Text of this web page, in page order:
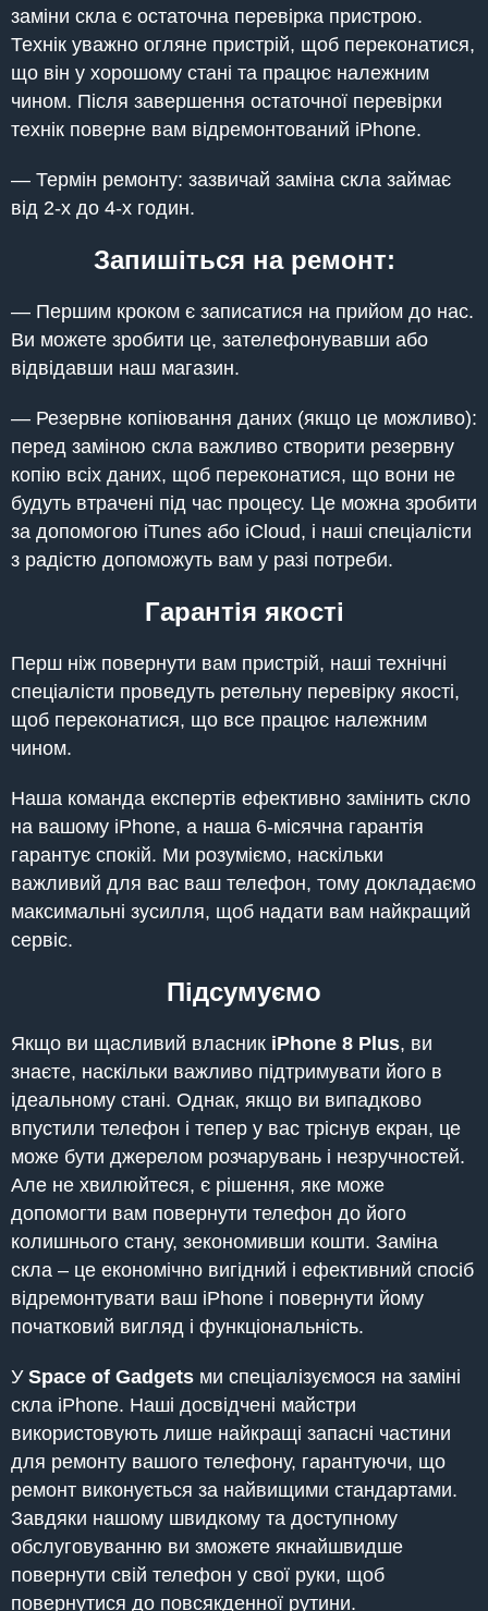
заміни скла є остаточна перевірка пристрою.
Технік уважно огляне пристрій, щоб переконатися,
що він у хорошому стані та працює належним
чином. Після завершення остаточної перевірки
технік поверне вам відремонтований iPhone.
— Термін ремонту: зазвичай заміна скла займає
від 2-х до 4-х годин.
Запишіться на ремонт:
— Першим кроком є записатися на прийом до нас.
Ви можете зробити це, зателефонувавши або
відвідавши наш магазин.
— Резервне копіювання даних (якщо це можливо):
перед заміною скла важливо створити резервну
копію всіх даних, щоб переконатися, що вони не
будуть втрачені під час процесу. Це можна зробити
за допомогою iTunes або iCloud, і наші спеціалісти
з радістю допоможуть вам у разі потреби.
Гарантія якості
Перш ніж повернути вам пристрій, наші технічні
спеціалісти проведуть ретельну перевірку якості,
щоб переконатися, що все працює належним
чином.
Наша команда експертів ефективно замінить скло
на вашому iPhone, а наша 6-місячна гарантія
гарантує спокій. Ми розуміємо, наскільки
важливий для вас ваш телефон, тому докладаємо
максимальні зусилля, щоб надати вам найкращий
сервіс.
Підсумуємо
Якщо ви щасливий власник iPhone 8 Plus, ви
знаєте, наскільки важливо підтримувати його в
ідеальному стані. Однак, якщо ви випадково
впустили телефон і тепер у вас тріснув екран, це
може бути джерелом розчарувань і незручностей.
Але не хвилюйтеся, є рішення, яке може
допомогти вам повернути телефон до його
колишнього стану, зекономивши кошти. Заміна
скла – це економічно вигідний і ефективний спосіб
відремонтувати ваш iPhone і повернути йому
початковий вигляд і функціональність.
У Space of Gadgets ми спеціалізуємося на заміні
скла iPhone. Наші досвідчені майстри
використовують лише найкращі запасні частини
для ремонту вашого телефону, гарантуючи, що
ремонт виконується за найвищими стандартами.
Завдяки нашому швидкому та доступному
обслуговуванню ви зможете якнайшвидше
повернути свій телефон у свої руки, щоб
повернутися до повсякденної рутини.